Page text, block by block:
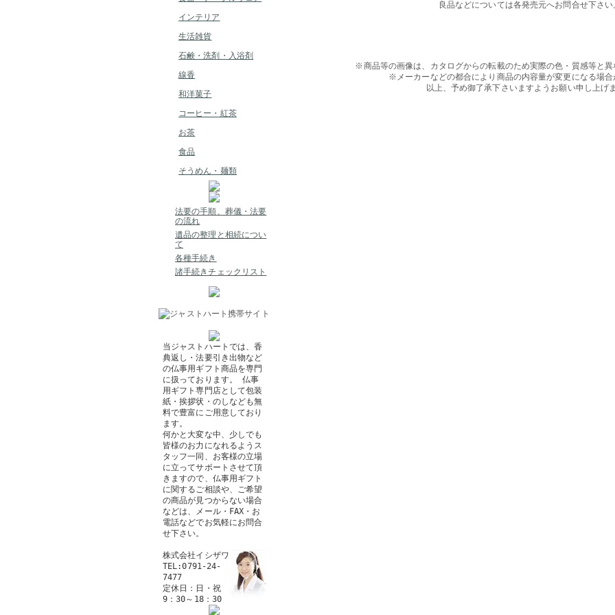
インテリア
生活雑貨
石鹸・洗剤・入浴剤
線香
和洋菓子
コーヒー・紅茶
お茶
食品
そうめん・麺類
法要の手順、葬儀・法要
の流れ
遺品の整理と相続につい
て
各種手続き
諸手続きチェックリスト
当ジャストハートでは、香
典返し・法要引き出物など
の仏事用ギフト商品を専門
に扱っております。 仏事
用ギフト専門店として包装
紙・挨拶状・のしなども無
料で豊富にご用意しており
ます。
何かと大変な中、少しでも
皆様のお力になれるようス
タッフ一同、お客様の立場
に立ってサポートさせて頂
きますので、仏事用ギフト
に関するご相談や、ご希望
の商品が見つからない場合
などは、メール・FAX・お
電話などでお気軽にお問合
せ下さい。
株式会社イシザワ
TEL:0791-24-
7477
定休日：日・祝
9：30～18：30
良品などについては各発売元へお問合せ下さい
※商品等の画像は、カタログからの転載のため実際の色・質感等と異
※メーカーなどの都合により商品の内容量が変更になる場合
以上、予め御了承下さいますようお願い申し上げま